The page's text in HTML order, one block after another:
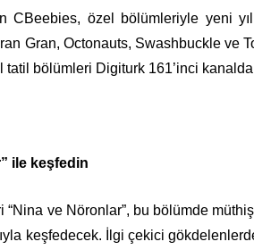
CBeebies, özel bölümleriyle yeni
Gran, Octonauts, Swashbuckle ve
tatil bölümleri Digiturk 161’inci
ile keşfedin
ve Nöronlar”, bu bölümde
keşfedecek. İlgi çekici